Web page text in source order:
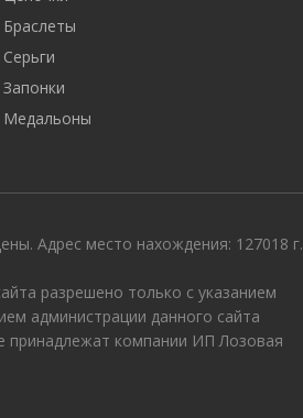
Браслеты
Серьги
Запонки
Медальоны
Адрес место нахождения: 127018 г.
разрешено только с указанием
администрации данного сайта
принадлежат компании ИП Лозовая